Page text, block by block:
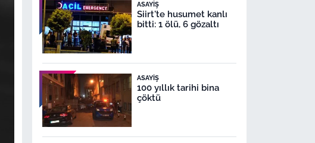
ASAYIŞ
Siirt'te husumet kanlı
bitti: 1 ölü, 6 gözaltı
ASAYIŞ
100 yıllık tarihi bina
çöktü